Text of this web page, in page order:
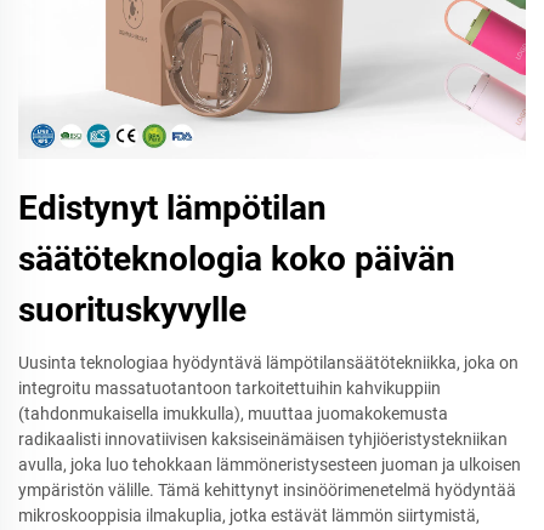
Edistynyt lämpötilan
säätöteknologia koko päivän
suorituskyvylle
Uusinta teknologiaa hyödyntävä lämpötilansäätötekniikka, joka on
integroitu massatuotantoon tarkoitettuihin kahvikuppiin
(tahdonmukaisella imukkulla), muuttaa juomakokemusta
radikaalisti innovatiivisen kaksiseinämäisen tyhjiöeristystekniikan
avulla, joka luo tehokkaan lämmöneristysesteen juoman ja ulkoisen
ympäristön välille. Tämä kehittynyt insinöörimenetelmä hyödyntää
mikroskooppisia ilmakuplia, jotka estävät lämmön siirtymistä,